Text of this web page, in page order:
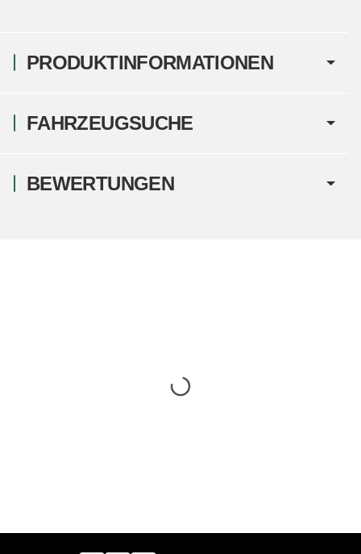
PRODUKTINFORMATIONEN
FAHRZEUGSUCHE
BEWERTUNGEN